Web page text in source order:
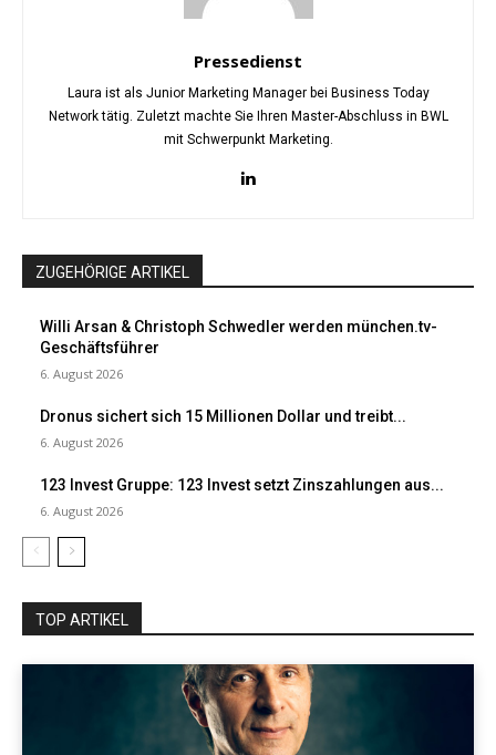
Pressedienst
Laura ist als Junior Marketing Manager bei Business Today
Network tätig. Zuletzt machte Sie Ihren Master-Abschluss in BWL
mit Schwerpunkt Marketing.
ZUGEHÖRIGE ARTIKEL
Willi Arsan & Christoph Schwedler werden münchen.tv-
Geschäftsführer
6. August 2026
Dronus sichert sich 15 Millionen Dollar und treibt...
6. August 2026
123 Invest Gruppe: 123 Invest setzt Zinszahlungen aus...
6. August 2026
TOP ARTIKEL